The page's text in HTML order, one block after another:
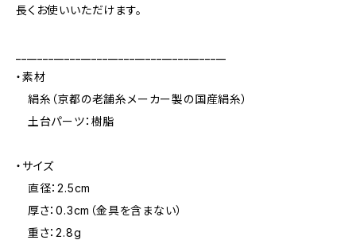
長くお使いいただけます。
・素材
絹糸（京都の老舗糸メーカー製の国産絹糸）
土台パーツ：樹脂
・サイズ
直径：2.5cm
厚さ：0.3cm（金具を含まない）
重さ：2.8g